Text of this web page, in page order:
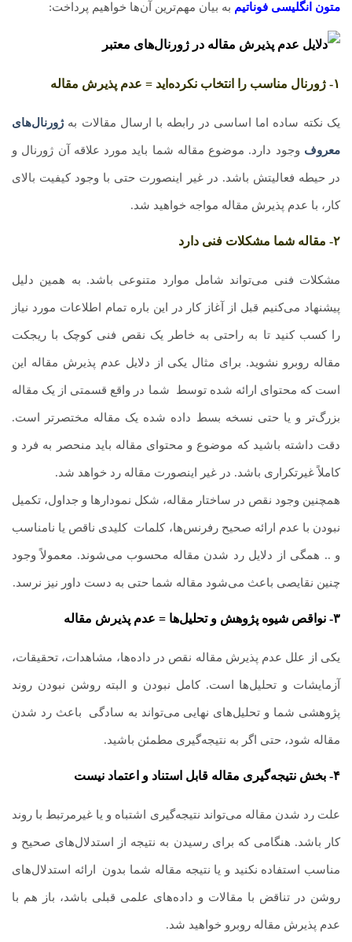
متون انگلیسی فوناتیم به بیان مهم‌ترین آن‌ها خواهیم پرداخت:
۱- ژورنال مناسب را انتخاب نکرده‌اید = عدم پذیرش مقاله
یک نکته ساده اما اساسی در رابطه با ارسال مقالات بهژورنال‌های
معروف وجود دارد. موضوع مقاله شما باید مورد علاقه آن ژورنال و
در حیطه فعالیتش باشد. در غیر اینصورت حتی با وجود کیفیت بالای
کار، با عدم پذیرش مقاله مواجه خواهید شد.
۲- مقاله شما مشکلات فنی دارد
مشکلات فنی می‌تواند شامل موارد متنوعی باشد. به همین دلیل
پیشنهاد می‌کنیم قبل از آغاز کار در این باره تمام اطلاعات مورد نیاز
را کسب کنید تا به راحتی به خاطر یک نقص فنی کوچک با ریجکت
مقاله روبرو نشوید. برای مثال یکی از دلایل عدم پذیرش مقاله این
است که محتوای ارائه شده توسط شما در واقع قسمتی از یک مقاله
بزرگ‌تر و یا حتی نسخه بسط داده شده یک مقاله مختصرتر است.
دقت داشته باشید که موضوع و محتوای مقاله باید منحصر به فرد و
کاملاً غیرتکراری باشد. در غیر اینصورت مقاله رد خواهد شد.
همچنین وجود نقص در ساختار مقاله، شکل نمودارها و جداول، تکمیل
نبودن با عدم ارائه صحیح رفرنس‌ها، کلمات کلیدی ناقص یا نامناسب
و .. همگی از دلایل رد شدن مقاله محسوب می‌شوند. معمولاً وجود
چنین نقایصی باعث می‌شود مقاله شما حتی به دست داور نیز نرسد.
۳- نواقص شیوه پژوهش و تحلیل‌ها = عدم پذیرش مقاله
یکی از علل عدم پذیرش مقاله نقص در داده‌ها، مشاهدات، تحقیقات،
آزمایشات و تحلیل‌ها است. کامل نبودن و البته روشن نبودن روند
پژوهشی شما و تحلیل‌های نهایی می‌تواند به سادگی باعث رد شدن
مقاله شود، حتی اگر به نتیجه‌گیری مطمئن باشید.
۴- بخش نتیجه‌گیری مقاله قابل استناد و اعتماد نیست
علت رد شدن مقاله می‌تواند نتیجه‌گیری اشتباه و یا غیرمرتبط با روند
کار باشد. هنگامی که برای رسیدن به نتیجه از استدلال‌های صحیح و
مناسب استفاده نکنید و یا نتیجه مقاله شما بدون ارائه استدلال‌های
روشن در تناقض با مقالات و داده‌های علمی قبلی باشد، باز هم با
عدم پذیرش مقاله روبرو خواهید شد.